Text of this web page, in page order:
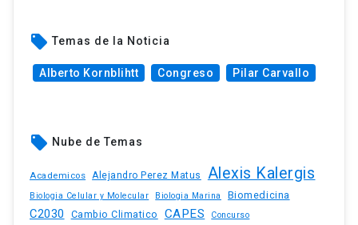
local_offer Temas de la Noticia
Alberto Kornblihtt Congreso Pilar Carvallo
local_offer Nube de Temas
Academicos Alejandro Perez Matus Alexis Kalergis
Biologia Celular y Molecular Biologia Marina Biomedicina
C2030 Cambio Climatico CAPES Concurso